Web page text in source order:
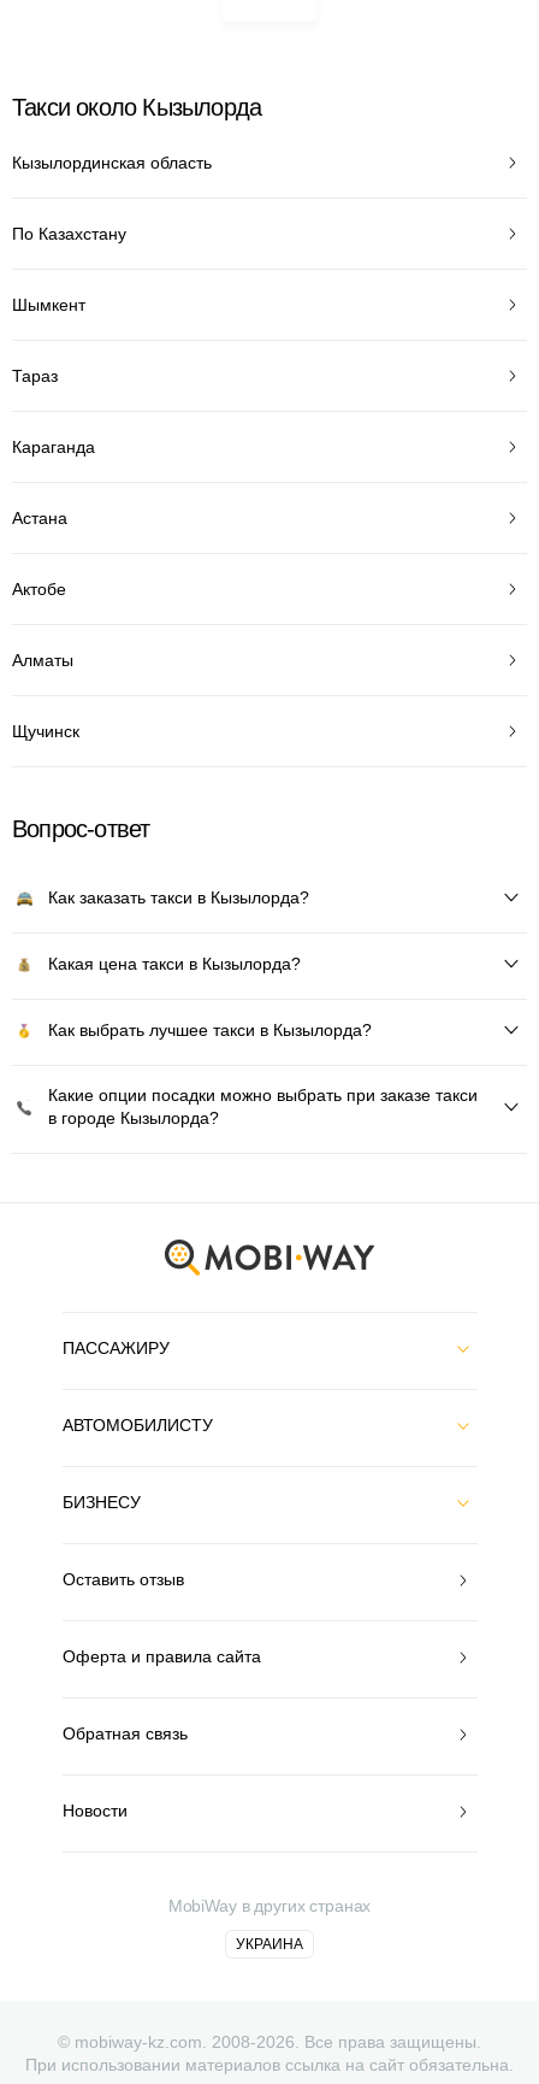
Такси около Кызылорда
Кызылординская область
По Казахстану
Шымкент
Тараз
Караганда
Астана
Актобе
Алматы
Щучинск
Вопрос-ответ
Как заказать такси в Кызылорда?
Какая цена такси в Кызылорда?
Как выбрать лучшее такси в Кызылорда?
Какие опции посадки можно выбрать при заказе такси
в городе Кызылорда?
ПАССАЖИРУ
АВТОМОБИЛИСТУ
БИЗНЕСУ
Оставить отзыв
Оферта и правила сайта
Обратная связь
Новости
MobiWay в других странах
УКРАИНА
© mobiway-kz.com. 2008-2026. Все права защищены.
При использовании материалов ссылка на сайт обязательна.